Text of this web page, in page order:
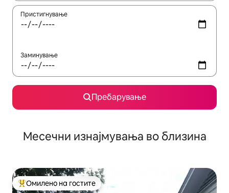
Пристигнување
Заминување
Пребарување
Месечни изнајмувања во близина
Меѓу најуспешните „Омилени на гостите“
Омилено на гостите